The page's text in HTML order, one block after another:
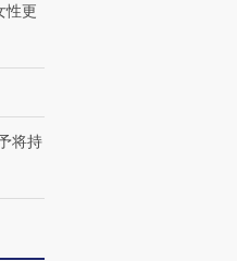
性更
将持